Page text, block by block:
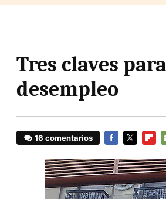
Tres claves
desempleo
16 comentarios